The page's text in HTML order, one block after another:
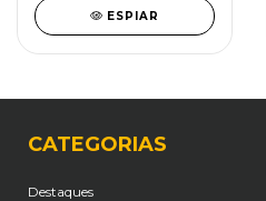
ESPIAR
CATEGORIAS
Destaques